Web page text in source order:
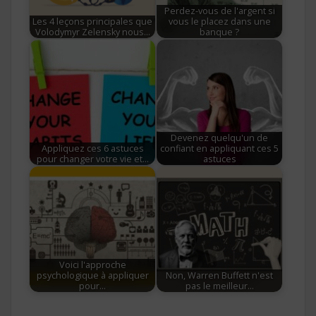
Les 4 leçons principales que
Volodymyr Zelensky nous…
Perdez-vous de l'argent si
vous le placez dans une
banque ?
Appliquez ces 6 astuces
pour changer votre vie et…
Devenez quelqu'un de
confiant en appliquant ces 5
astuces
Voici l'approche
psychologique à appliquer
pour…
Non, Warren Buffett n'est
pas le meilleur…